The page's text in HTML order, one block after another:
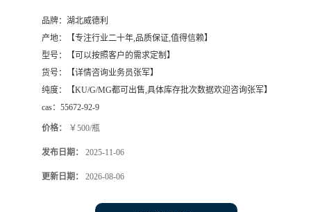
品牌： 湖北威德利
产地：
【专注行业二十年,品质保证,值得信赖】
型号：
【可以按照客户的需求定制】
货号：
【详情咨询业务员张军】
纯度：
【KU/G/MG都可出售,具体库存批次数据欢迎咨询张军】
cas： 55672-92-9
价格： ￥500/瓶
发布日期： 2025-11-06
更新日期： 2026-08-06